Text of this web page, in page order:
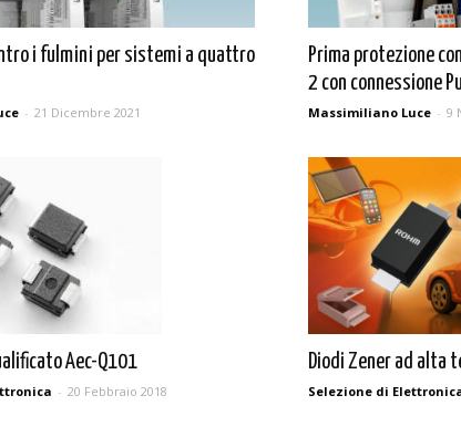
i fulmini per sistemi a quattro
- 21 Dicembre 2021
Prima protezione
2 con connessione
Massimiliano Luce - 9
Aec-Q101
- 20 Febbraio 2018
Diodi Zener ad alta
Selezione di